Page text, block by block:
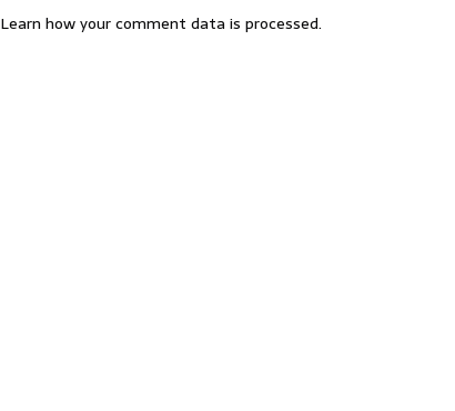
Learn how your comment data is processed.